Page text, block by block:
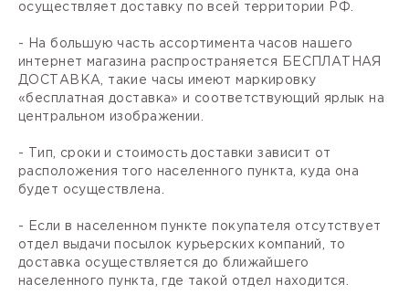
осуществляет доставку по всей территории РФ.
- На большую часть ассортимента часов нашего
интернет магазина распространяется БЕСПЛАТНАЯ
ДОСТАВКА, такие часы имеют маркировку
«бесплатная доставка» и соответствующий ярлык на
центральном изображении.
- Тип, сроки и стоимость доставки зависит от
расположения того населенного пункта, куда она
будет осуществлена.
- Если в населенном пункте покупателя отсутствует
отдел выдачи посылок курьерских компаний, то
доставка осуществляется до ближайшего
населенного пункта, где такой отдел находится.